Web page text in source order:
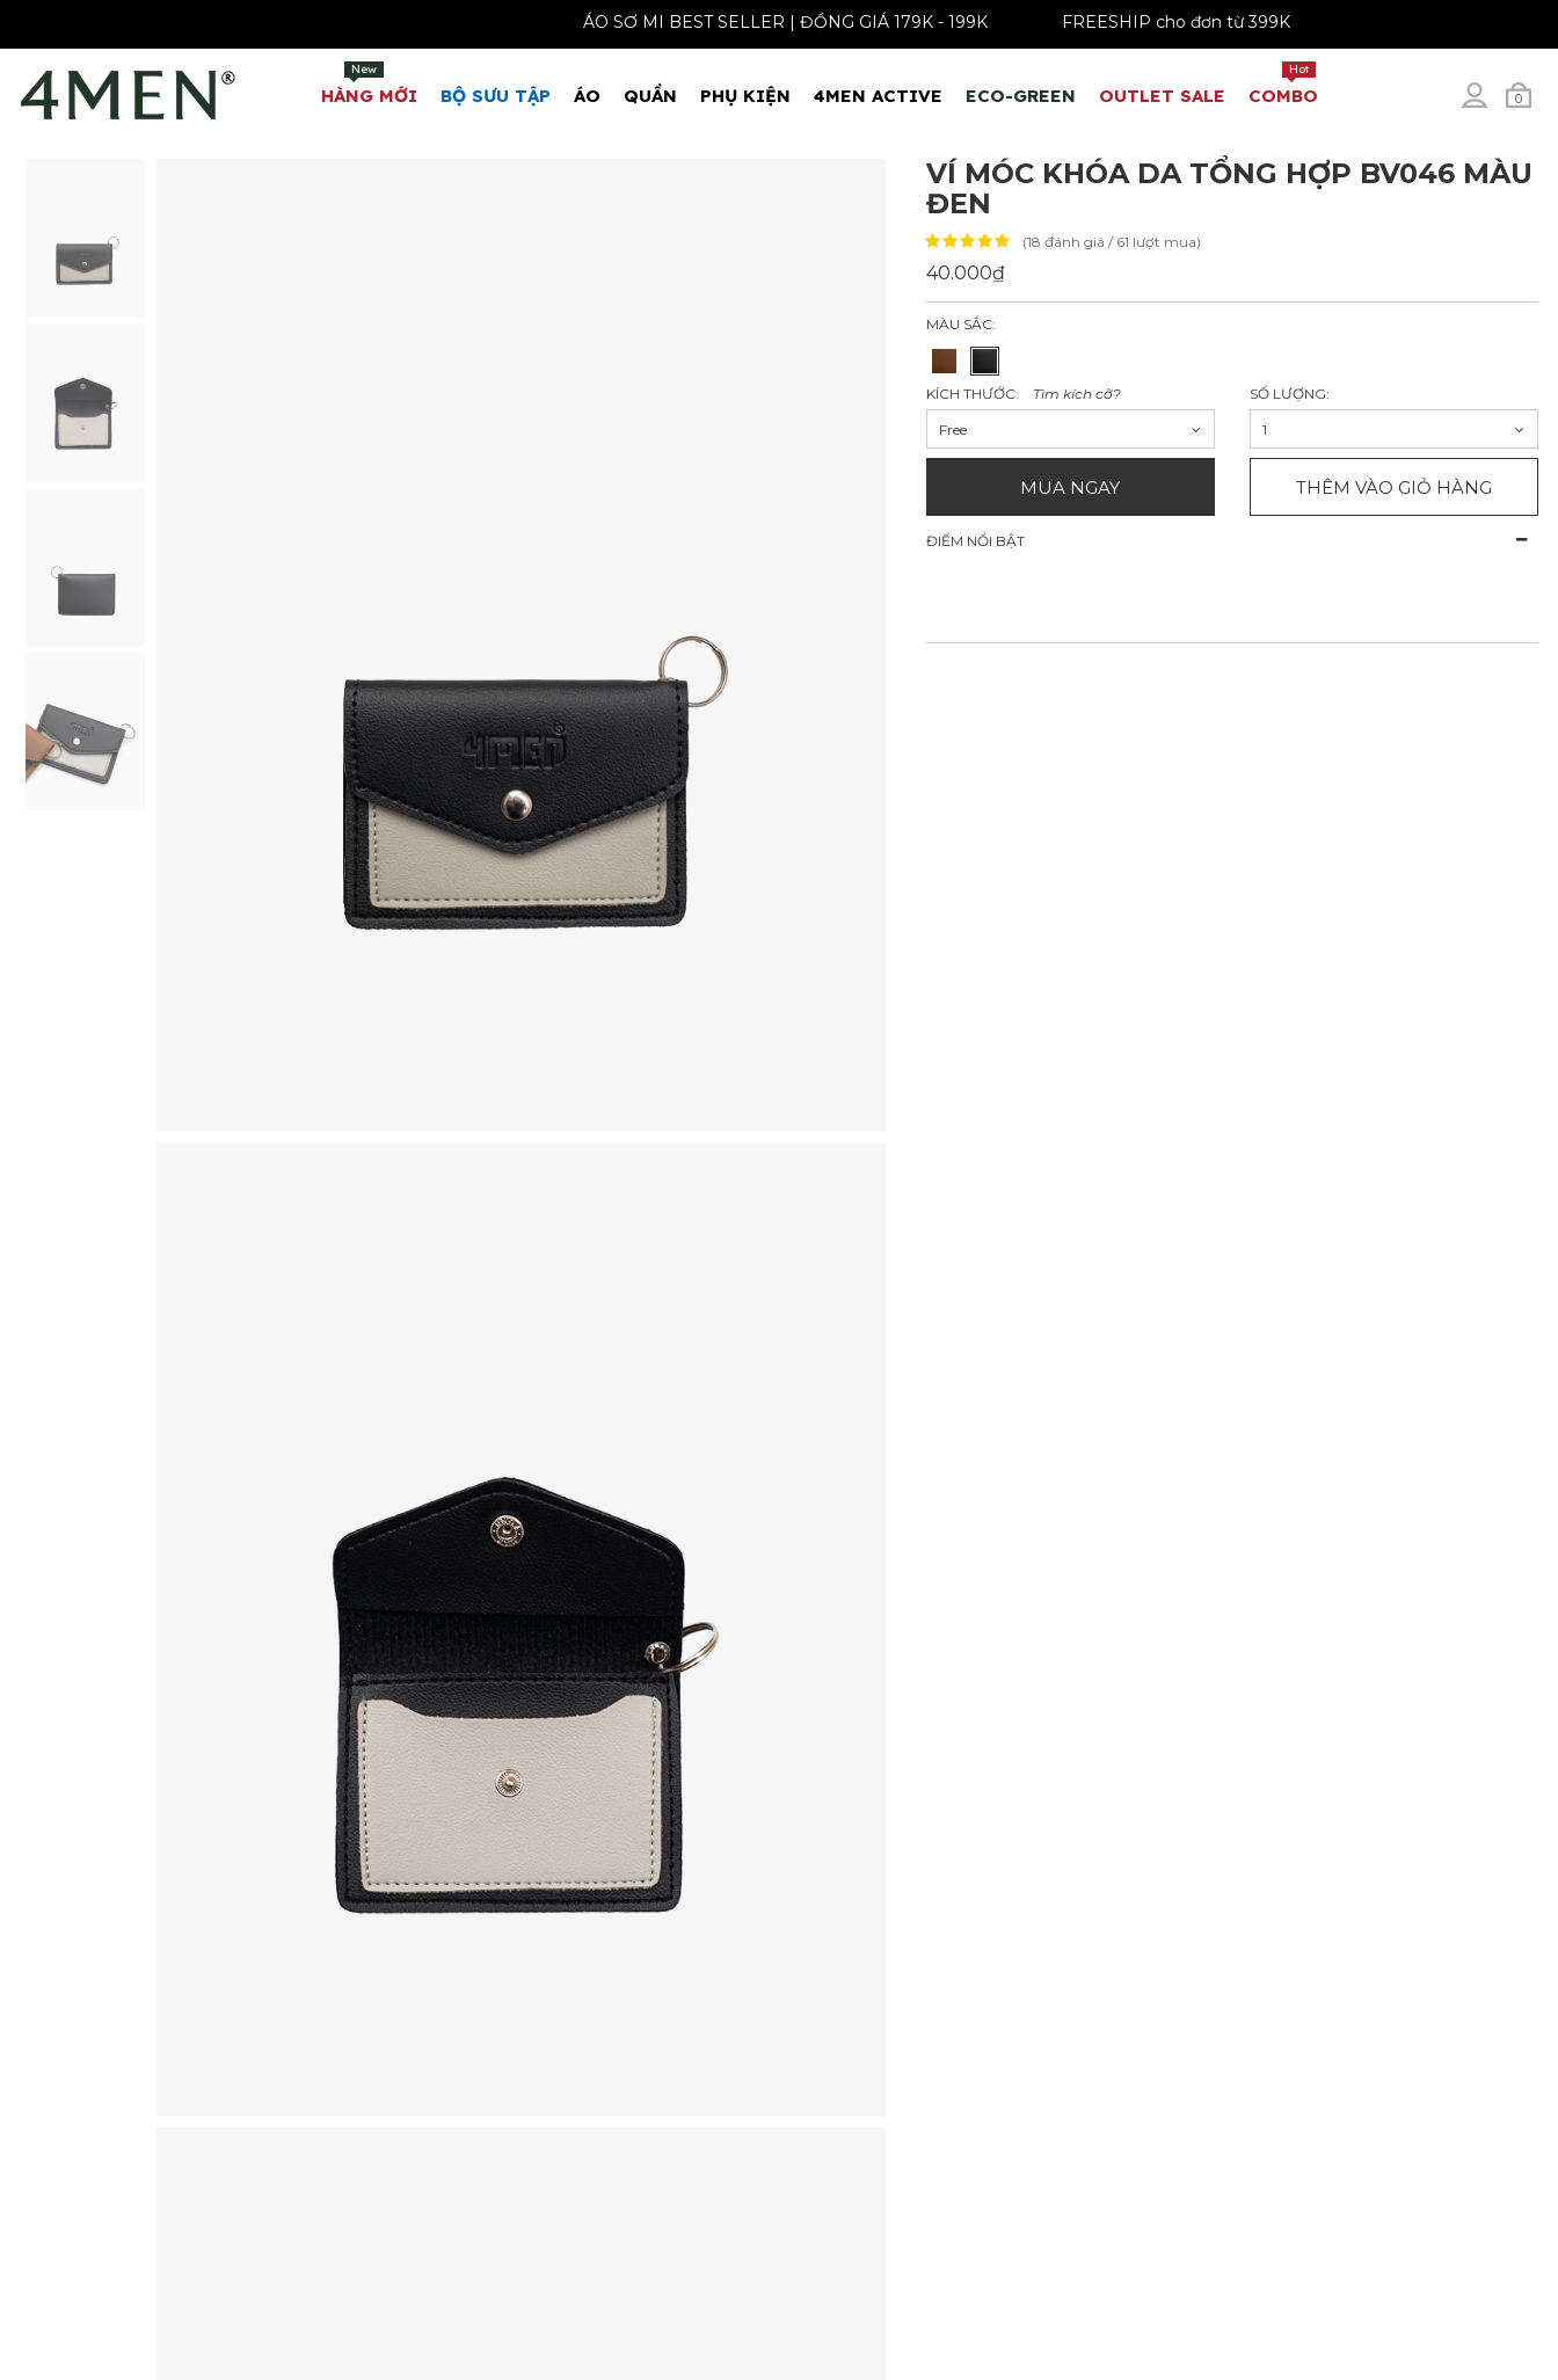
ÁO SƠ MI BEST SELLER | ĐỒNG GIÁ 179K - 199K FREESHIP cho đơn từ 399K
0
HÀNG MỚI
New
BỘ SƯU TẬP ÁO QUẦN PHỤ KIỆN 4MEN ACTIVE ECO-GREEN OUTLET SALE COMBO
Hot
VÍ MÓC KHÓA DA TỔNG HỢP BV046 MÀU
ĐEN
(18 đánh giá / 61 lượt mua)
40.000₫
MÀU SẮC:
KÍCH THƯỚC: Tìm kích cỡ?
Free
SỐ LƯỢNG:
1
MUA NGAY THÊM VÀO GIỎ HÀNG
ĐIỂM NỔI BẬT